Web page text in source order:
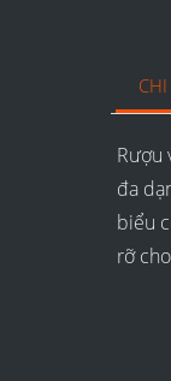
Rượu
đa
biểu
rỡ